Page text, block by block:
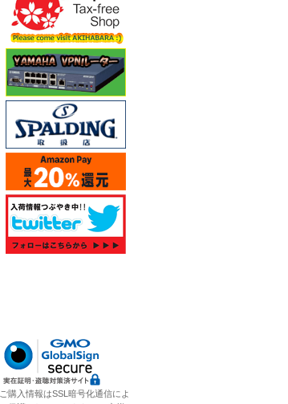
ご購入情報はSSL暗号化通信によ